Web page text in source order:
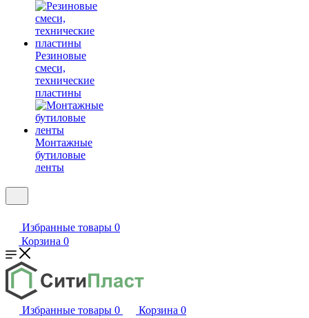
Резиновые
смеси,
технические
пластины
Монтажные
бутиловые
ленты
Избранные товары 0
Корзина 0
Избранные товары 0 Корзина 0